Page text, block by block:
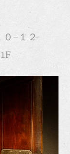
０−１２